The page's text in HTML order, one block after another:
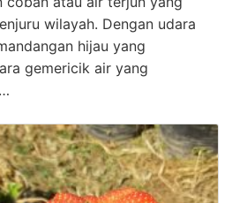
wilayah. Dengan udara
hijau yang
gemericik air yang